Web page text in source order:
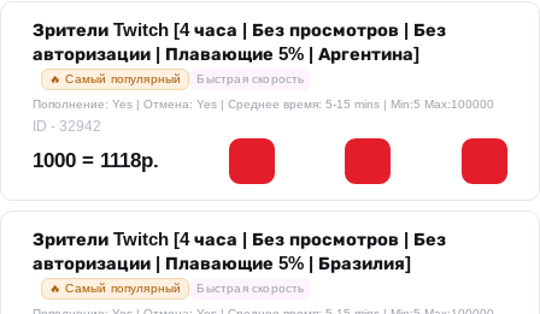
Зрители Twitch [4 часа | Без просмотров | Без
авторизации | Плавающие 5% | Аргентина]
🔥 Самый популярный
Быстрая скорость
Пополнение: Yes | Отмена: Yes | Среднее время: 5-15 mins | Min:5 Max:100000
ID - 32942
1000 = 1118р.
Зрители Twitch [4 часа | Без просмотров | Без
авторизации | Плавающие 5% | Бразилия]
🔥 Самый популярный
Быстрая скорость